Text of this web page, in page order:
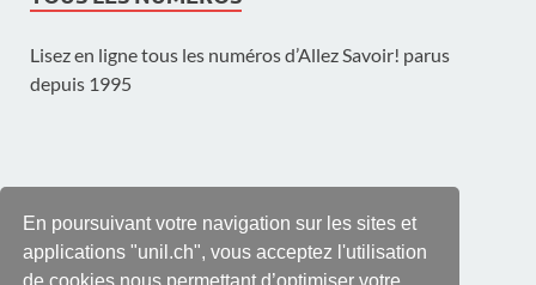
En poursuivant votre navigation sur les sites et
applications "unil.ch", vous acceptez l'utilisation
de cookies nous permettant d’optimiser votre
Lisez en ligne tous les numéros d’Allez Savoir! parus
depuis 1995